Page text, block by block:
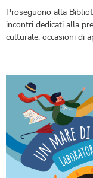
Proseguono alla
incontri dedicati alla
culturale, occasioni di